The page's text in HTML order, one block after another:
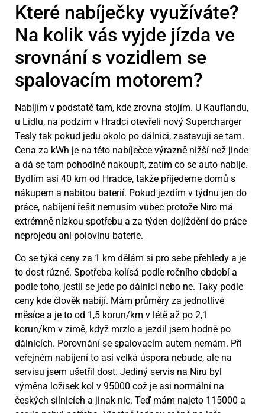
Které nabíječky využíváte?
Na kolik vás vyjde jízda ve
srovnání s vozidlem se
spalovacím motorem?
Nabíjím v podstatě tam, kde zrovna stojím. U Kauflandu,
u Lidlu, na podzim v Hradci otevřeli nový Supercharger
Tesly tak pokud jedu okolo po dálnici, zastavuji se tam.
Cena za kWh je na této nabíječce výrazně nižší než jinde
a dá se tam pohodlně nakoupit, zatím co se auto nabije.
Bydlím asi 40 km od Hradce, takže přijedeme domů s
nákupem a nabitou baterií. Pokud jezdím v týdnu jen do
práce, nabíjení řešit nemusím vůbec protože Niro má
extrémně nízkou spotřebu a za týden dojíždění do práce
neprojedu ani polovinu baterie.
Co se týká ceny za 1 km dělám si pro sebe přehledy a je
to dost různé. Spotřeba kolísá podle ročního období a
podle toho, jestli se jede po dálnici nebo ne. Taky podle
ceny kde člověk nabíjí. Mám průměry za jednotlivé
měsíce a je to od 1,5 korun/km v létě až po 2,1
korun/km v zimě, když mrzlo a jezdil jsem hodně po
dálnicích. Porovnání se spalovacím autem nemám. Při
veřejném nabíjení to asi velká úspora nebude, ale na
servisu jsem ušetřil dost. Jediný servis na Niru byl
výměna ložisek kol v 95000 což je asi normální na
českých silnicích a jinak nic. Teď mám najeto 115000 a